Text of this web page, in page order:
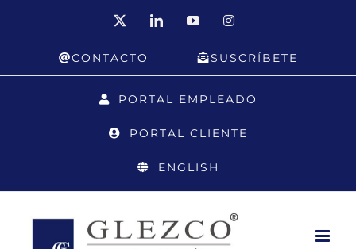
LinkedInYouTubeInstagram
CONTACTO SUSCRÍBETE
PORTAL EMPLEADO
PORTAL CLIENTE
ENGLISH